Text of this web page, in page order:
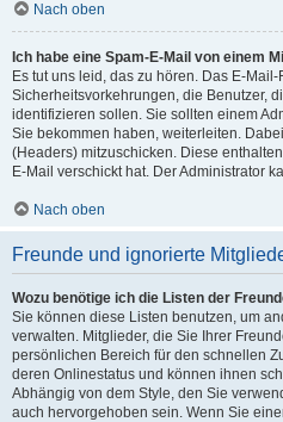
Nach oben
Ich habe eine Spam-E-Mail von einem
Es tut uns leid, das zu hören. Das E-
Sicherheitsvorkehrungen, die Benutzer,
identifizieren sollen. Sie sollten einem
Sie bekommen haben, weiterleiten.
(Headers) mitzuschicken. Diese
E-Mail verschickt hat. Der Administrator
Nach oben
Freunde und ignorierte
Wozu benötige ich die Listen der
Sie können diese Listen benutzen, um
verwalten. Mitglieder, die Sie Ihrer
persönlichen Bereich für den schnellen
deren Onlinestatus und können ihnen
Abhängig von dem Style, den Sie
auch hervorgehoben sein. Wenn Sie